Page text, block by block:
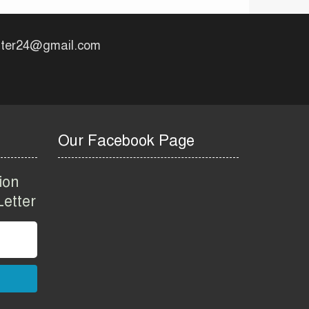
Our Facebook Page